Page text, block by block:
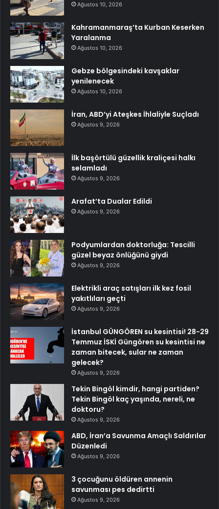
Ağustos 10, 2026
Kahramanmaraş’ta Kurban Keserken
Yaralanma
Ağustos 10, 2026
Gebze bölgesindeki kavşaklar
yenilenecek
Ağustos 10, 2026
İran, ABD’yi Ateşkes İhlaliyle Suçladı
Ağustos 9, 2026
İlk başörtülü güzellik kraliçesi halkı
selamladı
Ağustos 9, 2026
Arafat’ta Dualar Edildi
Ağustos 9, 2026
Podyumlardan doktorluğa: Tescilli
güzel beyaz önlüğünü giydi
Ağustos 9, 2026
Elektrikli araç satışları ilk kez fosil
yakıtlıları geçti
Ağustos 9, 2026
İstanbul GÜNGÖREN su kesintisi! 28-29
Temmuz İSKİ Güngören su kesintisi ne
zaman bitecek, sular ne zaman
gelecek?
Ağustos 9, 2026
Tekin Bingöl kimdir, hangi partiden?
Tekin Bingöl kaç yaşında, nereli, ne
doktoru?
Ağustos 9, 2026
ABD, İran’a Savunma Amaçlı Saldırılar
Düzenledi
Ağustos 9, 2026
3 çocuğunu öldüren annenin
savunması pes dedirtti
Ağustos 9, 2026